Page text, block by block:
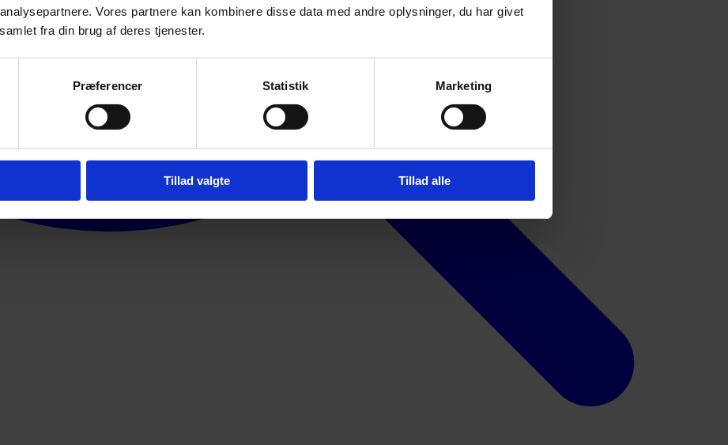
Vores partnere kan kombinere disse data med andre oplysninger, du har givet
fra din brug af deres tjenester.
Præferencer Statistik Marketing
Tillad valgte Tillad alle